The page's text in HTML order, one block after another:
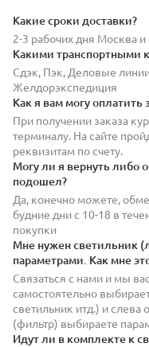
Какие сроки доставки?
2-3 рабочих дня Москва и
Какими транспортными
Сдэк, Пэк, Деловые
Желдорэкспедиция
Как я вам могу оплатить
При получении заказа
терминалу. На сайте
реквизитам по счету.
Могу ли я вернуть либо
подошел?
Да, конечно можете,
будние дни с 10-18 в
покупки
Мне нужен светильник
параметрами. Как мне
Связаться с нами и мы
самостоятельно
светильник итд.) и слева
(фильтр) выбираете
Идут ли в комплекте к